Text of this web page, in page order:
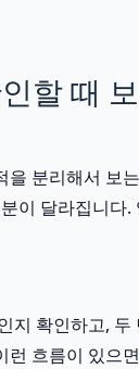
할 때
분리해서
이 달라집니
확인하고,
흐름이 있